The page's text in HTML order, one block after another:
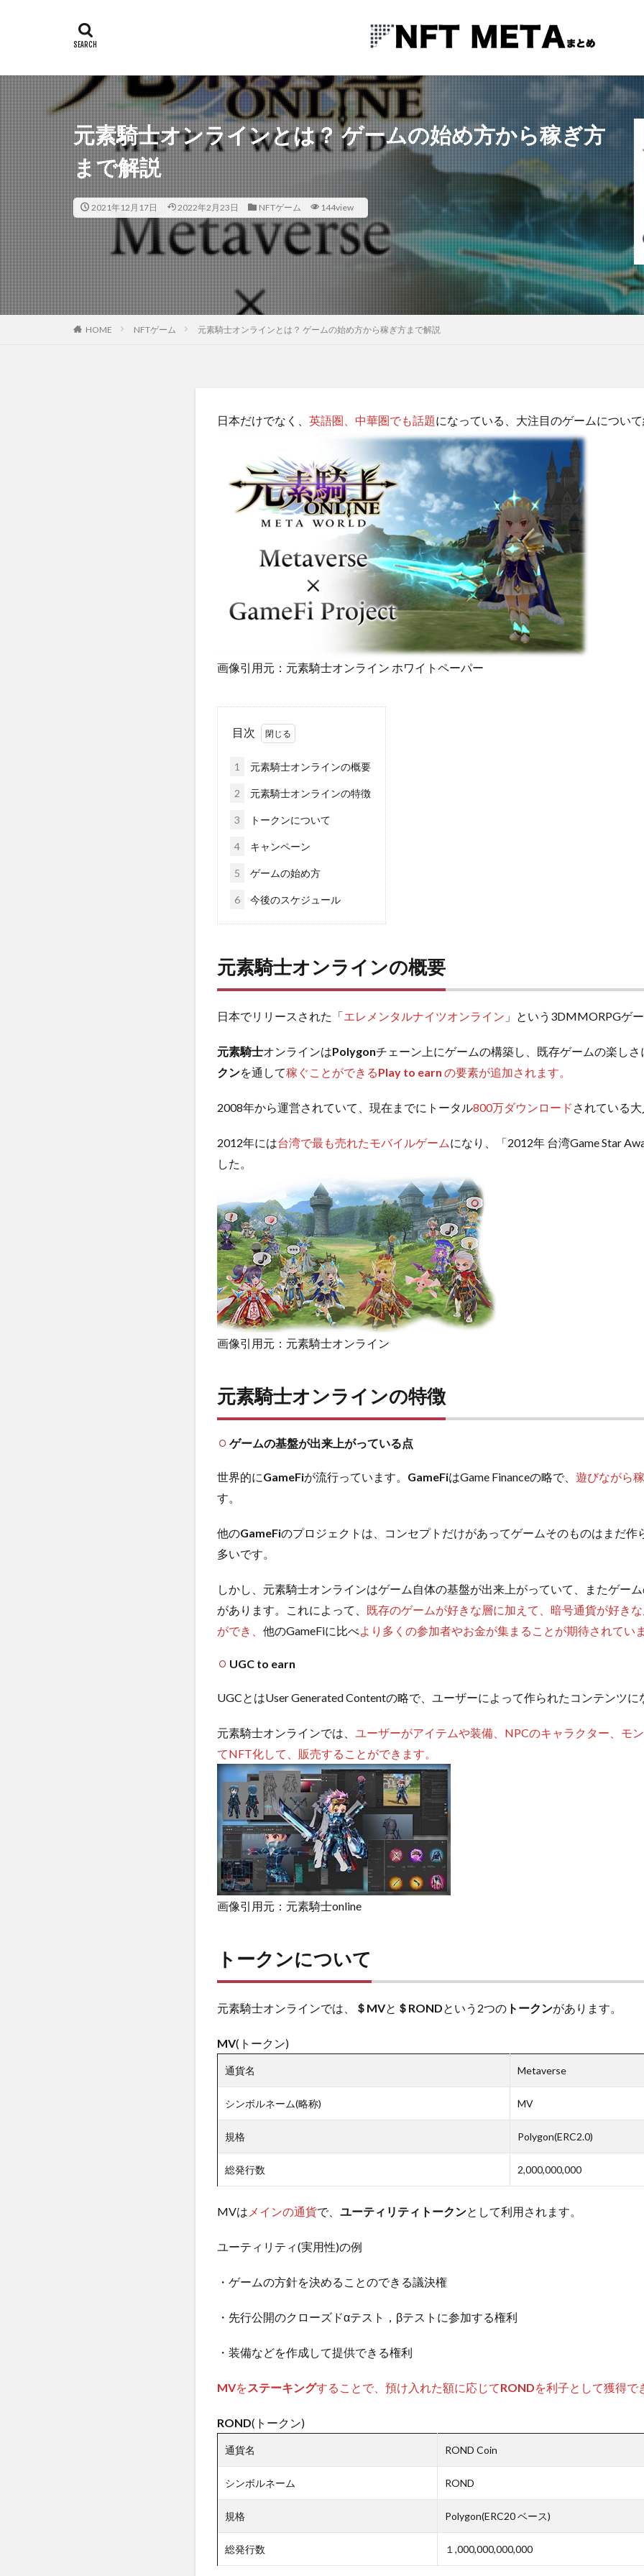
元素騎士オンラインとは？ ゲームの始め方から稼ぎ方
まで解説
2021年12月17日 2022年2月23日 NFTゲーム 144view
HOME NFTゲーム 元素騎士オンラインとは？ ゲームの始め方から稼ぎ方まで解説
日本だけでなく、 英語圏、中華圏でも話題になっている、大注目のゲームについ
画像引用元：元素騎士オンライン ホワイトペーパー
目次
1 元素騎士オンラインの概要
2 元素騎士オンラインの特徴
3 トークンについて
4 キャンペーン
5 ゲームの始め方
6 今後のスケジュール
元素騎士オンラインの概要
日本でリリースされた「エレメンタルナイツオンライン 」という3DMMORPGゲ
元素騎士オンラインはPolygonチェーン上にゲームの構築し、既存ゲームの楽しさ
クンを通して稼ぐことができるPlay to earn の要素が追加されます。
2008年から運営されていて、現在までにトータル800万ダウンロード されている
2012年には台湾で最も売れたモバイルゲームになり、「2012年 台湾Game Star
した。
画像引用元：元素騎士オンライン
元素騎士オンラインの特徴
ゲームの基盤が出来上がっている点
世界的にGameFiが流行っています。 GameFiはGame Financeの略で、 遊びながら
す。
他のGameFiのプロジェクトは、コンセプトだけがあってゲームそのものはまだ作
多いです。
しかし、元素騎士オンラインはゲーム自体の基盤が出来上がっていて、またゲー
があります。これによって、 既存のゲームが好きな層に加えて、暗号通貨が好き
ができ、 他のGameFiに比べ より多くの参加者やお金が集まることが期待されてい
UGC to earn
UGCとはUser Generated Contentの略で、ユーザーによって作られたコンテンツに
元素騎士オンラインでは、
ユーザーがアイテムや装備、NPCのキャラクター、モ
てNFT化して、販売することができます。
画像引用元：元素騎士online
トークンについて
元素騎士オンラインでは、 ＄MVと ＄ROND という2つの トークンがあります。
MV(トークン)
通貨名 Metaverse
シンボルネーム(略称) MV
規格 Polygon(ERC2.0)
総発行数 2,000,000,000
MVは メインの通貨で、 ユーティリティトークンとして利用されます。
ユーティリティ(実用性)の例
・ゲームの方針を決めることのできる議決権
・先行公開のクローズドαテスト，βテストに参加する権利
・装備などを作成して提供できる権利
MVをステーキングすることで、預け入れた額に応じてRONDを利子として獲得で
ROND(トークン)
通貨名 ROND Coin
シンボルネーム ROND
規格 Polygon(ERC20 ベース)
総発行数 １,000,000,000,000